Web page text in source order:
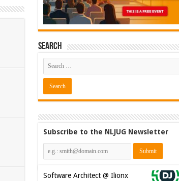
Search
Subscribe to the NLJUG Newsletter
Software Architect @ Ilionx